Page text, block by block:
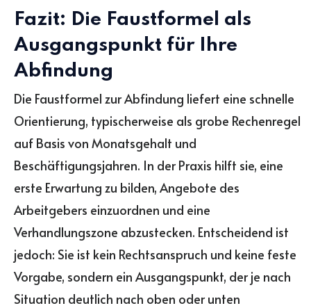
Fazit: Die Faustformel als
Ausgangspunkt für Ihre
Abfindung
Die Faustformel zur Abfindung liefert eine schnelle
Orientierung, typischerweise als grobe Rechenregel
auf Basis von Monatsgehalt und
Beschäftigungsjahren. In der Praxis hilft sie, eine
erste Erwartung zu bilden, Angebote des
Arbeitgebers einzuordnen und eine
Verhandlungszone abzustecken. Entscheidend ist
jedoch: Sie ist kein Rechtsanspruch und keine feste
Vorgabe, sondern ein Ausgangspunkt, der je nach
Situation deutlich nach oben oder unten